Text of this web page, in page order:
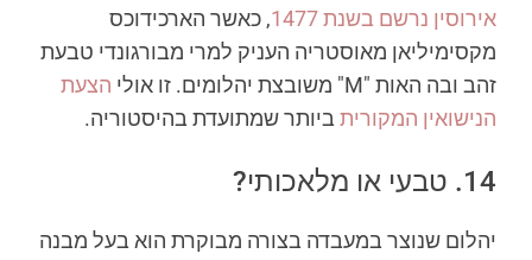
אירוסין נרשם בשנת 1477
, כאשר הארכידוכס
מקסימיליאן מאוסטריה העניק למרי מבורגונדי טבעת
זהב ובה האות "M" משובצת יהלומים. זו אולי
הצעת
הנישואין המקוריתביותר שמתועדת בהיסטוריה.
14. טבעי או מלאכותי?
יהלום שנוצר במעבדה בצורה מבוקרת הוא בעל מבנה